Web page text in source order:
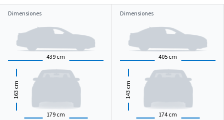
Dimensiones
439 cm
179 cm
163
cm
Dimensiones
405 cm
174 cm
143
cm